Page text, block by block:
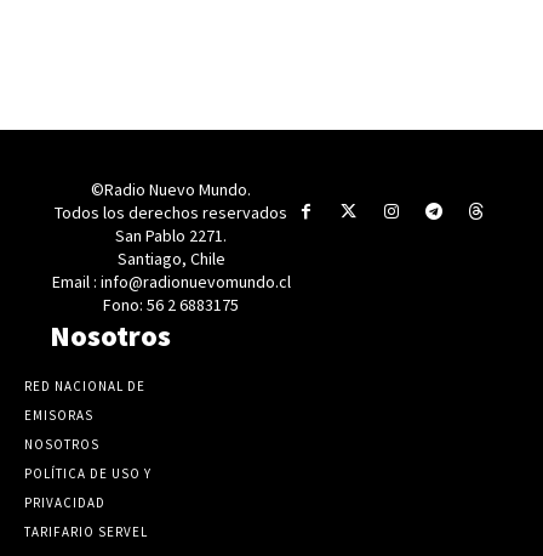
©Radio Nuevo Mundo.
Todos los derechos reservados
San Pablo 2271.
Santiago, Chile
Email : info@radionuevomundo.cl
Fono: 56 2 6883175
Nosotros
RED NACIONAL DE
EMISORAS
NOSOTROS
POLÍTICA DE USO Y
PRIVACIDAD
TARIFARIO SERVEL